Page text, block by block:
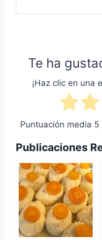
Te ha
¡Haz clic en una
Puntuación media 5
Publicaciones